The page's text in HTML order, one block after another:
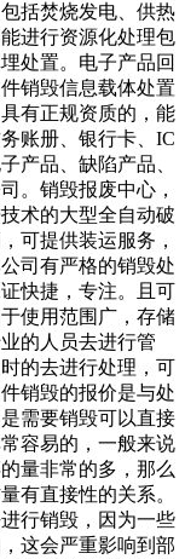
括焚烧发电、供热
进行资源化处理包
处置。电子产品回
销毁信息载体处置
有正规资质的，能
账册、银行卡、IC
产品、缺陷产品、
。销毁报废中心，
术的大型全自动破
可提供装运服务，
司有严格的销毁处
快捷，专注。且可
使用范围广，存储
的人员去进行管
的去进行处理，可
销毁的报价是与处
需要销毁可以直接
容易的，一般来说
量非常的多，那么
有直接性的关系。
行销毁，因为一些
这会严重影响到部